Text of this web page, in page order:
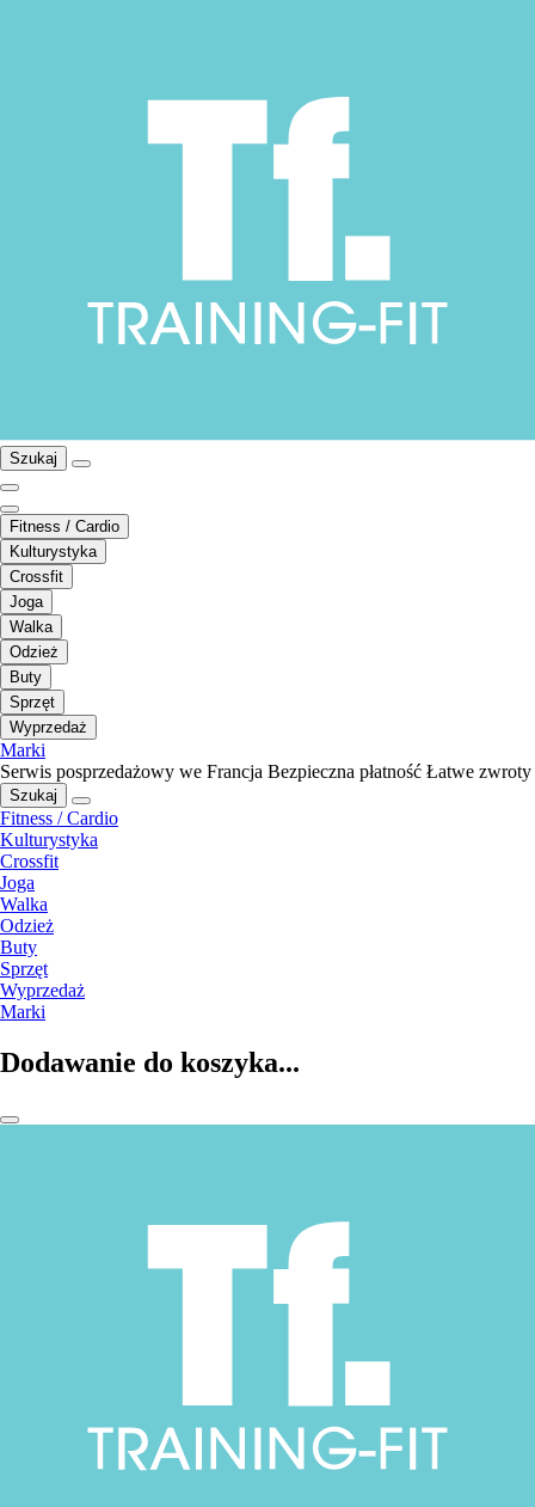
Szukaj
Fitness / Cardio
Kulturystyka
Crossfit
Joga
Walka
Odzież
Buty
Sprzęt
Wyprzedaż
Marki
Serwis posprzedażowy we Francja Bezpieczna płatność Łatwe zwroty
Szukaj
Fitness / Cardio
Kulturystyka
Crossfit
Joga
Walka
Odzież
Buty
Sprzęt
Wyprzedaż
Marki
Dodawanie do koszyka...